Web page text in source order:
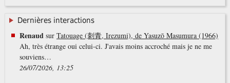
Dernières interactions
Renaudsur Tatouage (刺青, Irezumi), de Yasuzō Masumura (1966)
Ah, très étrange oui celui-ci. J'avais moins accroché mais je ne me
souviens…
26/07/2026, 13:25